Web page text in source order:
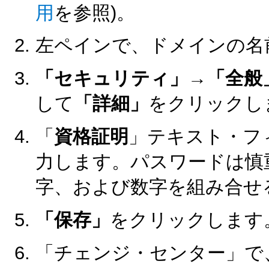
用 を参照)。
左ペインで、ドメインの
「セキュリティ」
→
「全般
して
「詳細」 をクリックし
「 資格証明 」テキスト・
力します。パスワードは
字、および数字を組み合
「保存」 をクリックします
「チェンジ・センター」で